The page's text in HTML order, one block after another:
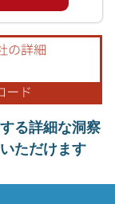
る詳細な洞察
ただけます